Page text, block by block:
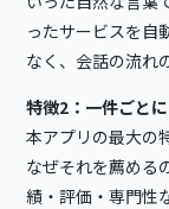
ったサービスを自
なく、会話の流れ
特徴2：一件ごと
本アプリの最大の
なぜそれを薦める
績・評価・専門性